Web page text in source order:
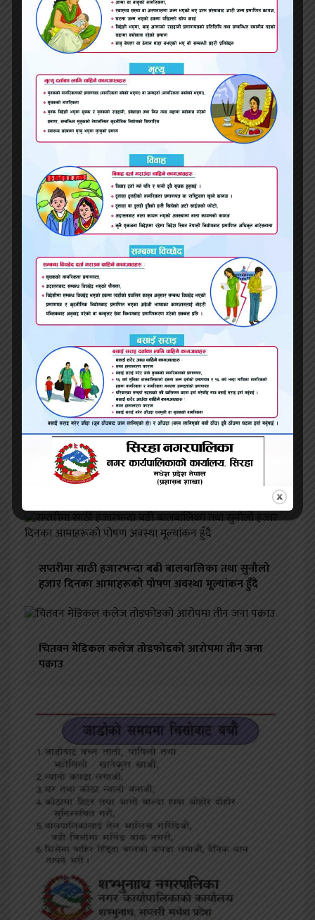
यो खबर पढेर तपाईलाई कस्तो
महसुस भयो ?
भ्वाइस खबर २०७९ भाद्र २०, सोमबार ०४:४३
प्रतिक्रिया
सम्बन्धित समाचार
बहाना गर्दै बिरामी लुट्दै-सरकारी औषधी पसल
चाडपर्वमा महिनावारी सार्ने औषधि स्वास्थ्यका लागि कति
खतरा ?
सप्तरीमा साठी हजारभन्दा बढी बालबालिका तथा सुनौलो
हजार दिनका आमाहरूको पोषण अवस्था मूल्यांकन हुँदै
चितवन मेडिकल कलेज तोडफोडको आरोपमा तीन जना
पक्राउ